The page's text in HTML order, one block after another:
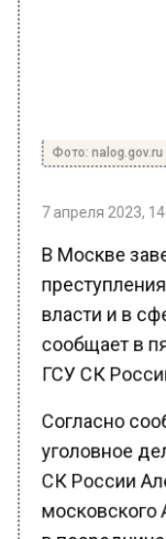
В Москве
власти и в
сообщает в
ГСУ СК
уголовное
СК России
московского
в